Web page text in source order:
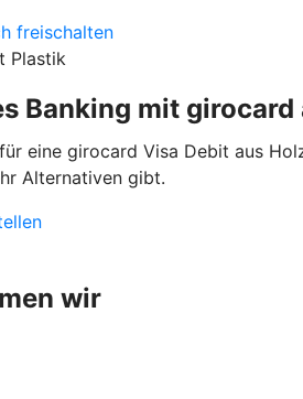
freischalten
Plastik
Banking mit girocard
eine girocard Visa Debit aus
Alternativen gibt.
wir